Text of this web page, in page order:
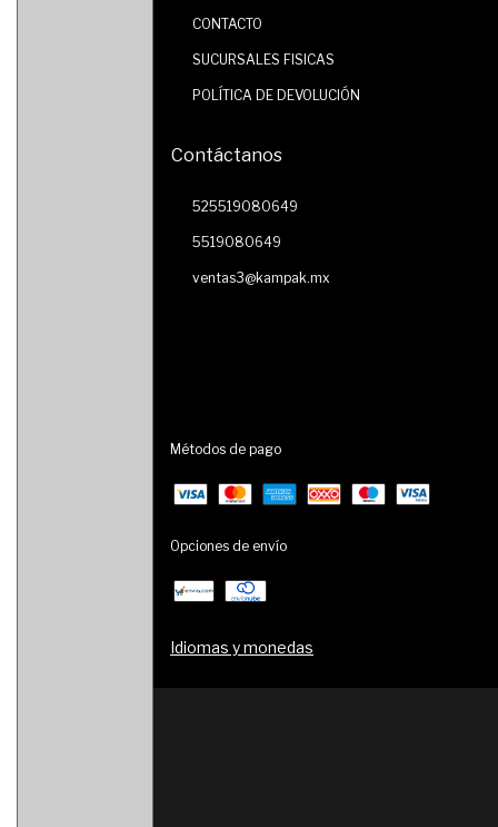
CONTACTO
SUCURSALES FISICAS
POLÍTICA DE DEVOLUCIÓN
Contáctanos
525519080649
5519080649
ventas3@kampak.mx
Métodos de pago
Opciones de envío
Idiomas y monedas